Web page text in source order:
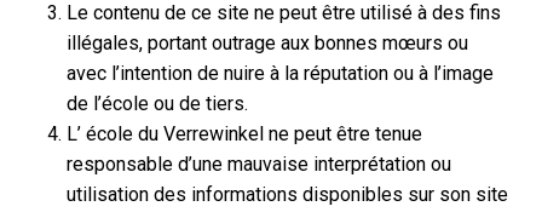
Le contenu de ce site ne peut être utilisé à des fins
illégales, portant outrage aux bonnes mœurs ou
avec l’intention de nuire à la réputation ou à l’image
de l’école ou de tiers.
L’ école du Verrewinkel ne peut être tenue
responsable d’une mauvaise interprétation ou
utilisation des informations disponibles sur son site